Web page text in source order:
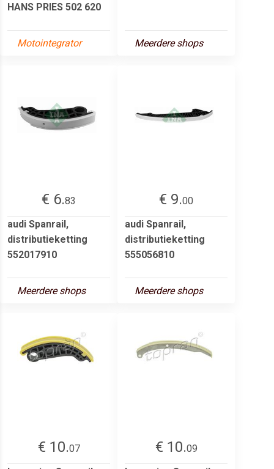
HANS PRIES 502 620
Motointegrator Meerdere shops
€ 6.83
audi Spanrail,
distributieketting
552017910
Meerdere shops
€ 9.00
audi Spanrail,
distributieketting
555056810
Meerdere shops
€ 10.07
€ 10.09